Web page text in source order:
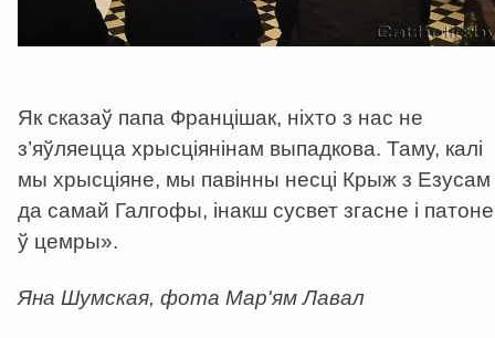
Як сказаў папа Францішак, ніхто з нас не
з’яўляецца хрысціянінам выпадкова. Таму, калі
мы хрысціяне, мы павінны несці Крыж з Езусам
да самай Галгофы, інакш сусвет згасне і патоне
ў цемры».
Яна Шумская, фота Мар'ям Лавал